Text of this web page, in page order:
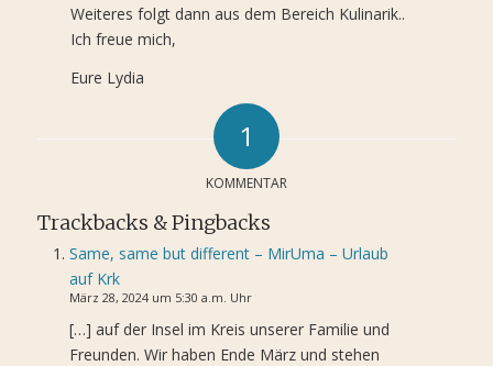
Weiteres folgt dann aus dem Bereich Kulinarik..
Ich freue mich,
Eure Lydia
1
KOMMENTAR
Trackbacks & Pingbacks
Same, same but different – MirUma – Urlaub
auf Krk
März 28, 2024 um 5:30 a.m. Uhr
[…] auf der Insel im Kreis unserer Familie und
Freunden. Wir haben Ende März und stehen